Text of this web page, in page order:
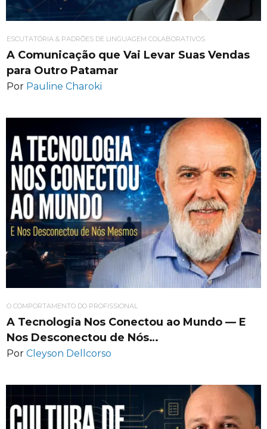
ESCUTATÓRIA & PADRÕES DE LINGUAGEM COLABORATIVOS
A Comunicação que Vai Levar Suas Vendas
para Outro Patamar
Por Pauline Charoki
O COMPORTAMENTO DO PROFISSIONAL
A Tecnologia Nos Conectou ao Mundo — E
Nos Desconectou de Nós…
Por Cleyson Dellcorso